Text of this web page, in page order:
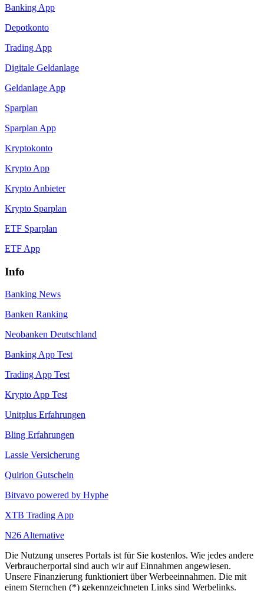
Banking App
Depotkonto
Trading App
Digitale Geldanlage
Geldanlage App
Sparplan
Sparplan App
Kryptokonto
Krypto App
Krypto Anbieter
Krypto Sparplan
ETF Sparplan
ETF App
Info
Banking News
Banken Ranking
Neobanken Deutschland
Banking App Test
Trading App Test
Krypto App Test
Unitplus Erfahrungen
Bling Erfahrungen
Lassie Versicherung
Quirion Gutschein
Bitvavo powered by Hyphe
XTB Trading App
N26 Alternative
Die Nutzung unseres Portals ist für Sie kostenlos. Wie jedes andere
Verbraucherportal sind auch wir auf Einnahmen angewiesen.
Unsere Finanzierung funktioniert über Werbeeinnahmen. Die mit
einem Sternchen (*) gekennzeichneten Links sind Werbelinks.